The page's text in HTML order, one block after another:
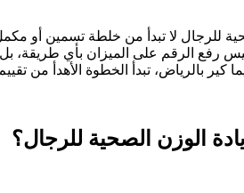
للرجال لا تبدأ من خلطة تسمين أو
رفع الرقم على الميزان بأي طريقة،
كير بالرياض، تبدأ الخطوة الأهدأ من
الوزن الصحية للرجال؟